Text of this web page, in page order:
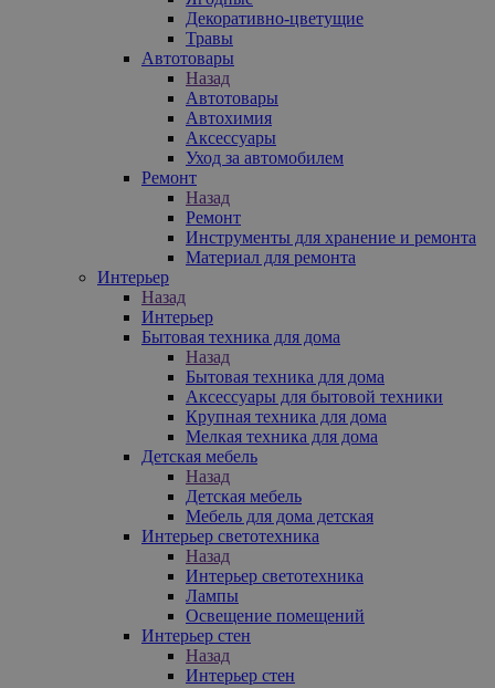
Декоративно-цветущие
Травы
Автотовары
Назад
Автотовары
Автохимия
Аксессуары
Уход за автомобилем
Ремонт
Назад
Ремонт
Инструменты для хранение и ремонта
Материал для ремонта
Интерьер
Назад
Интерьер
Бытовая техника для дома
Назад
Бытовая техника для дома
Аксессуары для бытовой техники
Крупная техника для дома
Мелкая техника для дома
Детская мебель
Назад
Детская мебель
Мебель для дома детская
Интерьер светотехника
Назад
Интерьер светотехника
Лампы
Освещение помещений
Интерьер стен
Назад
Интерьер стен